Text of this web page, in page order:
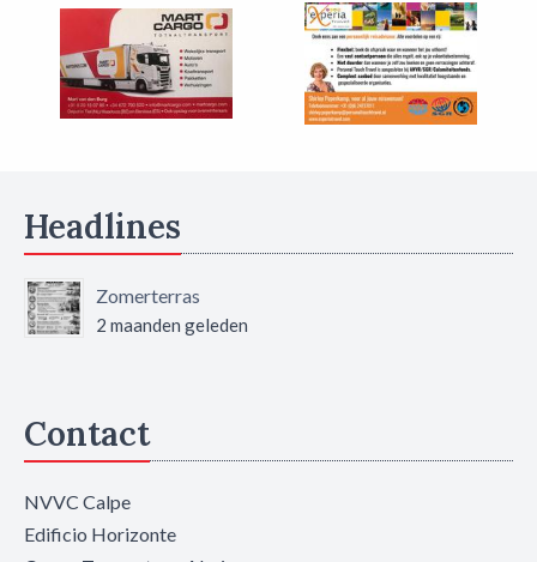
Headlines
Zomerterras
2 maanden geleden
Contact
NVVC Calpe
Edificio Horizonte